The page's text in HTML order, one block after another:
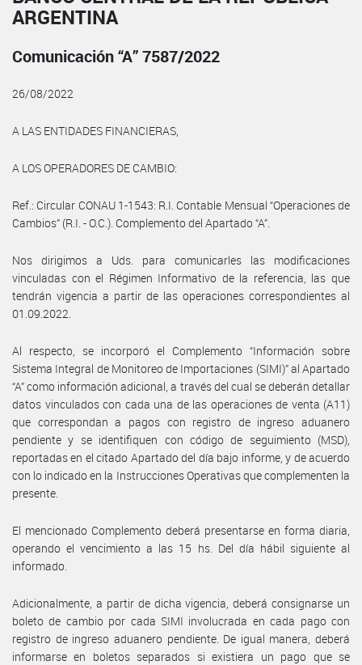
ARGENTINA
Comunicación “A” 7587/2022
26/08/2022
A LAS ENTIDADES FINANCIERAS,
A LOS OPERADORES DE CAMBIO:
Ref.: Circular CONAU 1-1543: R.I. Contable Mensual “Operaciones de
Cambios” (R.I. - O.C.). Complemento del Apartado “A”.
Nos dirigimos a Uds. para comunicarles las modificaciones
vinculadas con el Régimen Informativo de la referencia, las que
tendrán vigencia a partir de las operaciones correspondientes al
01.09.2022.
Al respecto, se incorporó el Complemento “Información sobre
Sistema Integral de Monitoreo de Importaciones (SIMI)” al Apartado
“A” como información adicional, a través del cual se deberán detallar
datos vinculados con cada una de las operaciones de venta (A11)
que correspondan a pagos con registro de ingreso aduanero
pendiente y se identifiquen con código de seguimiento (MSD),
reportadas en el citado Apartado del día bajo informe, y de acuerdo
con lo indicado en la Instrucciones Operativas que complementen la
presente.
El mencionado Complemento deberá presentarse en forma diaria,
operando el vencimiento a las 15 hs. Del día hábil siguiente al
informado.
Adicionalmente, a partir de dicha vigencia, deberá consignarse un
boleto de cambio por cada SIMI involucrada en cada pago con
registro de ingreso aduanero pendiente. De igual manera, deberá
informarse en boletos separados si existiera un pago que se